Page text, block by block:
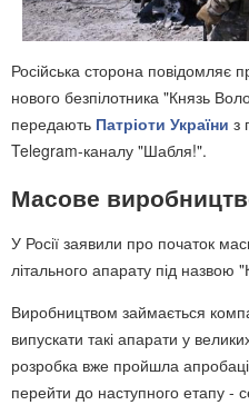
Російська сторона повідомляє
нового безпілотника "Князь
передають Патріоти України з
Telegram-каналу "Шабля!".
Масове
У Росії заявили про початок
літального апарату під
Виробництвом займається
випускати такі апарати у
розробка вже пройшла
перейти до наступного етапу -